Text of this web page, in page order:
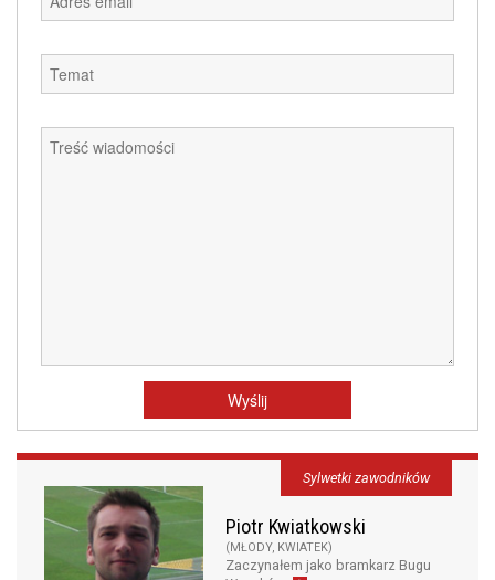
Piotr Kwiatkowski
(MŁODY, KWIATEK)
Zaczynałem jako bramkarz Bugu
Sylwetki zawodników